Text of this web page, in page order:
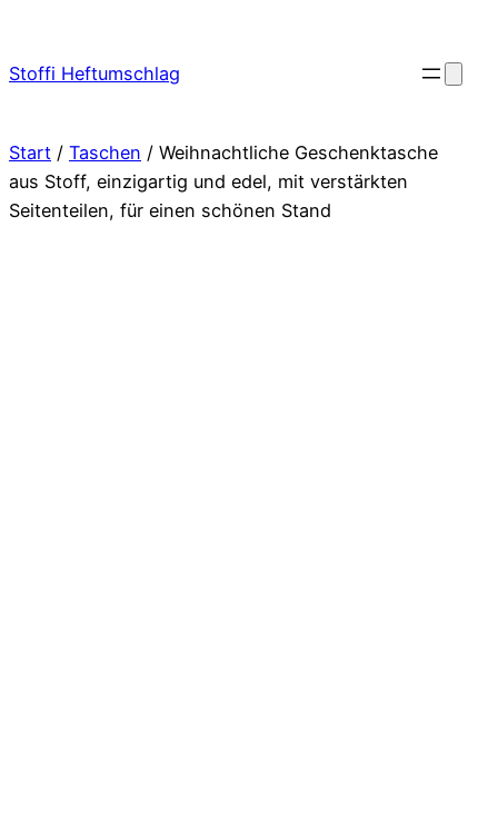
springen
Stoffi Heftumschlag
Start / Taschen / Weihnachtliche Geschenktasche
aus Stoff, einzigartig und edel, mit verstärkten
Seitenteilen, für einen schönen Stand